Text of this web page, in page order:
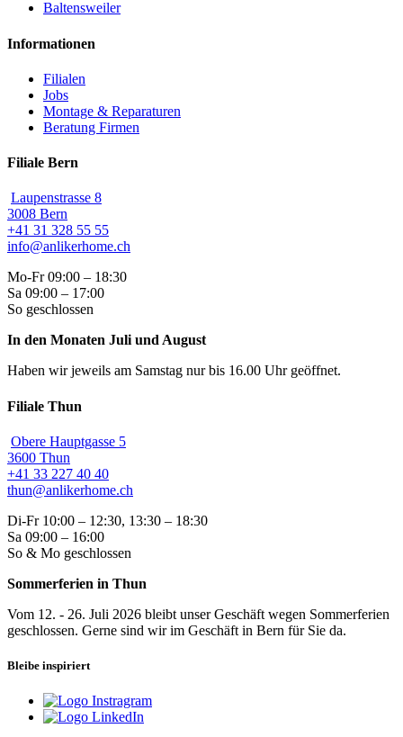
Baltensweiler
Informationen
Filialen
Jobs
Montage & Reparaturen
Beratung Firmen
Filiale Bern
Laupenstrasse 8
3008 Bern
+41 31 328 55 55
info@anlikerhome.ch
Mo-Fr 09:00 – 18:30
Sa 09:00 – 17:00
So geschlossen
In den Monaten Juli und August
Haben wir jeweils am Samstag nur bis 16.00 Uhr geöffnet.
Filiale Thun
Obere Hauptgasse 5
3600 Thun
+41 33 227 40 40
thun@anlikerhome.ch
Di-Fr 10:00 – 12:30, 13:30 – 18:30
Sa 09:00 – 16:00
So & Mo geschlossen
Sommerferien in Thun
Vom 12. - 26. Juli 2026 bleibt unser Geschäft wegen Sommerferien
geschlossen. Gerne sind wir im Geschäft in Bern für Sie da.
Bleibe inspiriert